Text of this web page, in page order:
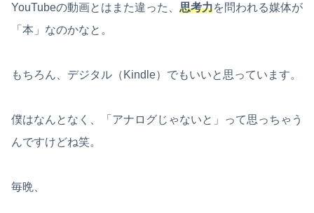
YouTubeの動画とはまた違った、 思考力を問われる媒体が
「本」なのかなと。
もちろん、デジタル（Kindle）でもいいと思っています。
僕はなんとなく、「アナログじゃないと」って思っちゃう
んですけどね笑。
毎晩、